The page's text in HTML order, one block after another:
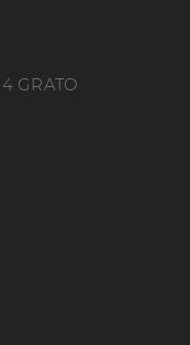
4 GRATO